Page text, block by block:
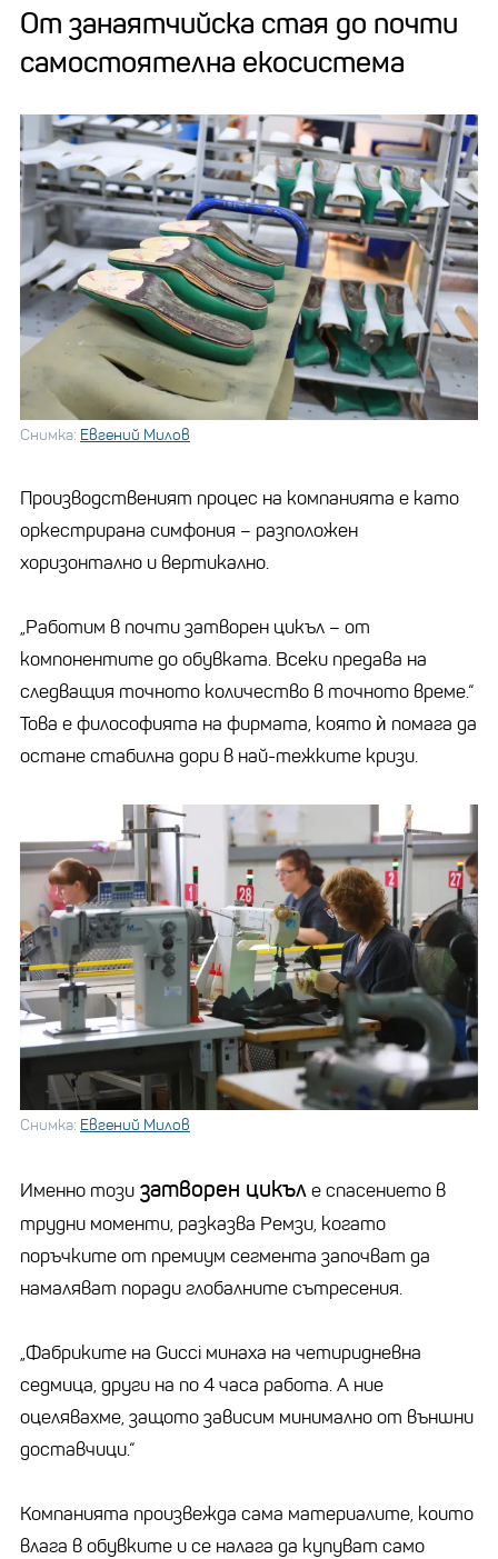
От занаятчийска стая до почти
самостоятелна екосистема
Снимка: Евгений Милов
Производственият процес на компанията е като
оркестрирана симфония – разположен
хоризонтално и вертикално.
„Работим в почти затворен цикъл – от
компонентите до обувката. Всеки предава на
следващия точното количество в точното време.“
Това е философията на фирмата, която ѝ помага да
остане стабилна дори в най-тежките кризи.
Снимка: Евгений Милов
Именно този затворен цикъле спасението в
трудни моменти, разказва Ремзи, когато
поръчките от премиум сегмента започват да
намаляват поради глобалните сътресения.
„Фабриките на Gucci минаха на четиридневна
седмица, други на по 4 часа работа. А ние
оцелявахме, защото зависим минимално от външни
доставчици.“
Компанията произвежда сама материалите, които
влага в обувките и се налага да купуват само